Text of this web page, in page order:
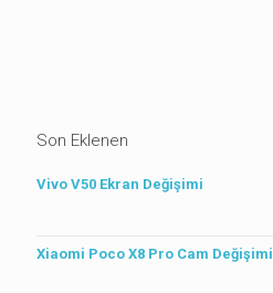
Son Eklenen
Vivo V50 Ekran Değişimi
Xiaomi Poco X8 Pro Cam Değişimi